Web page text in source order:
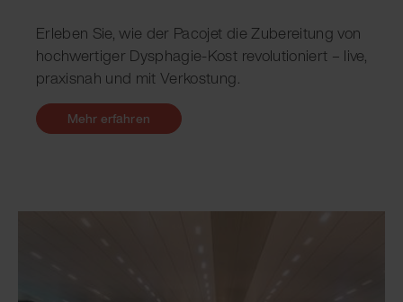
Erleben Sie, wie der Pacojet die Zubereitung von
hochwertiger Dysphagie-Kost revolutioniert – live,
praxisnah und mit Verkostung.
Mehr erfahren